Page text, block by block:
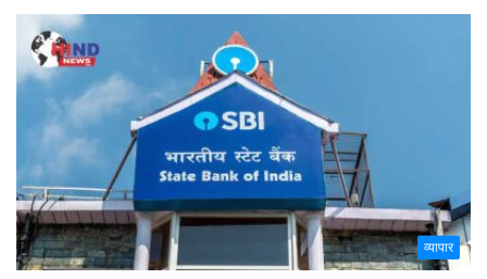
व्यापार